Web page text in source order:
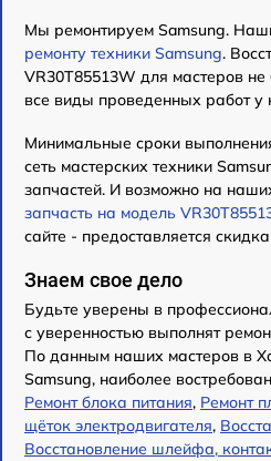
Мы ремонтируем Samsung.
ремонту техники Samsung.
VR30T85513W для мастеров
все виды проведенных работ у
Минимальные сроки
сеть мастерских техники
запчастей. И возможно на
запчасть на модель
сайте - предоставляется
Знаем свое дело
Будьте уверены в
с уверенностью выполнят
По данным наших мастеров в
Samsung, наиболее
Ремонт блока питания, Ремонт
щёток электродвигателя,
Восстановление шлейфа,